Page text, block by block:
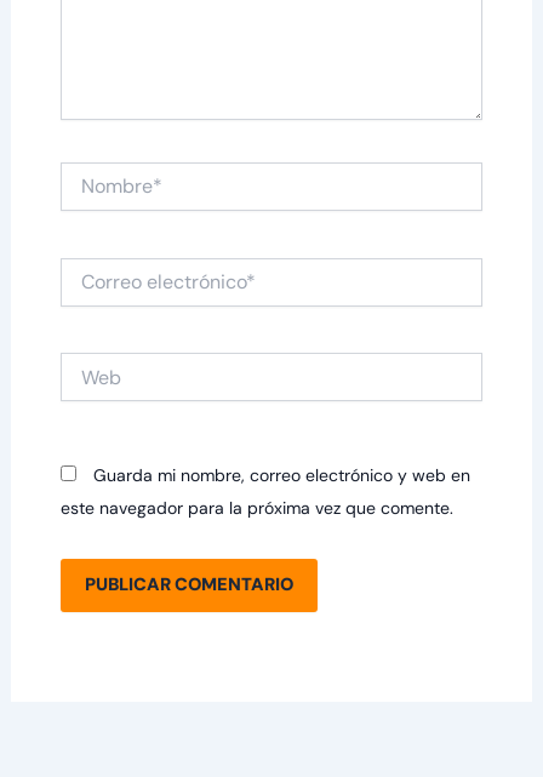
Nombre*
electrónico*
Guarda mi nombre, correo electrónico y web en
este navegador para la próxima vez que comente.